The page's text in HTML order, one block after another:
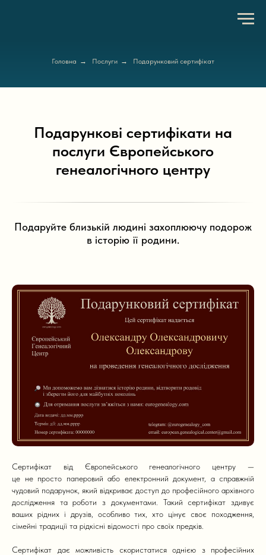
Головна → Послуги → Подарунковий сертифікат
Подарункові сертифікати на
послуги Європейського
генеалогічного центру
Подаруйте близькій людині захоплюючу подорож
в історію її родини.
Сертифікат від Європейського генеалогічного центру —
це не просто паперовий або електронний документ, а справжній
чудовий подарунок, який відкриває доступ до професійного архівного
дослідження та роботи з документами. Такий сертифікат здивує
ваших рідних і друзів, особливо тих, хто цінує своє походження,
сімейні традиції та рідкісні відомості про своїх предків.
Сертифікат дає можливість скористатися однією з професійних